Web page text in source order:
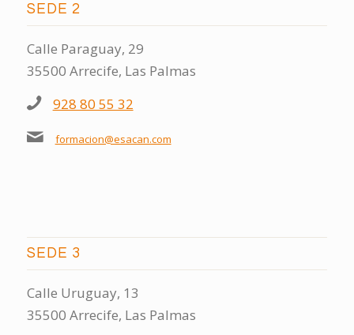
SEDE 2
Calle Paraguay, 29
35500 Arrecife, Las Palmas
928 80 55 32
formacion@esacan.com
SEDE 3
Calle Uruguay, 13
35500 Arrecife, Las Palmas